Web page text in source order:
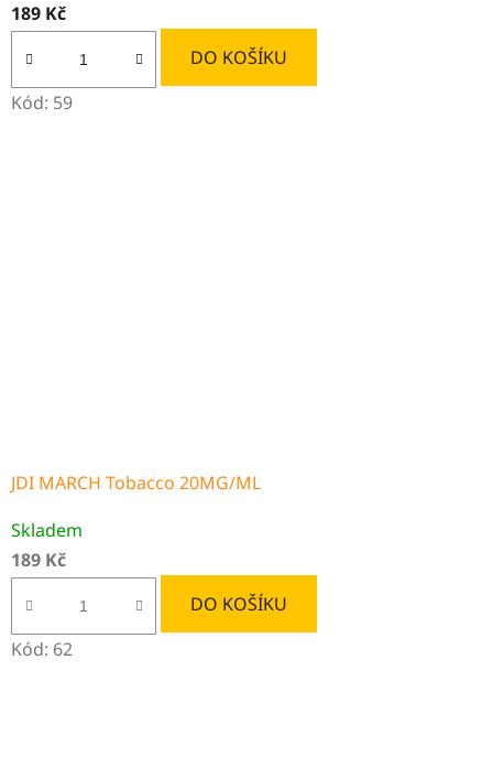
189 Kč
DO KOŠÍKU
Kód: 59
JDI MARCH Tobacco 20MG/ML
Skladem
189 Kč
DO KOŠÍKU
Kód: 62